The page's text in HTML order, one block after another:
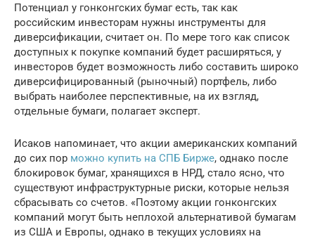
Потенциал у гонконгских бумаг есть, так как
российским инвесторам нужны инструменты для
диверсификации, считает он. По мере того как список
доступных к покупке компаний будет расширяться, у
инвесторов будет возможность либо составить широко
диверсифицированный (рыночный) портфель, либо
выбрать наиболее перспективные, на их взгляд,
отдельные бумаги, полагает эксперт.
Исаков напоминает, что акции американских компаний
до сих пор можно купить на СПБ Бирже, однако после
блокировок бумаг, хранящихся в НРД, стало ясно, что
существуют инфраструктурные риски, которые нельзя
сбрасывать со счетов. «Поэтому акции гонконгских
компаний могут быть неплохой альтернативой бумагам
из США и Европы, однако в текущих условиях на